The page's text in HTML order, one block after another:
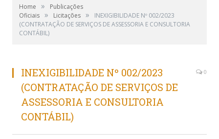
Home »
Publicações
Oficiais » Licitações »
INEXIGIBILIDADE Nº 002/2023
(CONTRATAÇÃO DE SERVIÇOS DE ASSESSORIA E CONSULTORIA
CONTÁBIL)
INEXIGIBILIDADE Nº 002/2023
(CONTRATAÇÃO DE SERVIÇOS DE
ASSESSORIA E CONSULTORIA
CONTÁBIL)
0